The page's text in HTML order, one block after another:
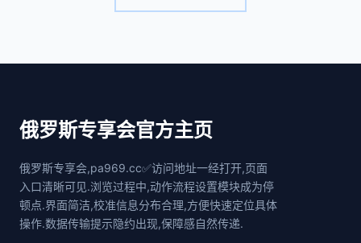
俄罗斯专享会官方主页
俄罗斯专享会,pa969.cc✅访问地址一经打开,页面
入口清晰可见.浏览过程中,动作流程设置模块成为停
顿点.界面简洁,校准信息分布合理,方便快速定位具体
操作.数据传输提示隐约出现,保障感自然传递.